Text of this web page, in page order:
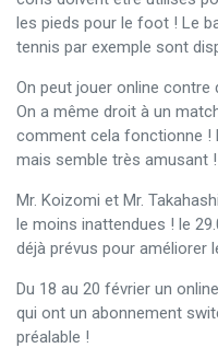
les pieds pour le foot ! Le
tennis par exemple sont
On peut jouer online
On a même droit à un
comment cela fonctionne !
mais semble très amusant !
Mr. Koizomi et Mr.
le moins inattendues ! le
déjà prévus pour améliorer
Du 18 au 20 février un
qui ont un abonnement
préalable !